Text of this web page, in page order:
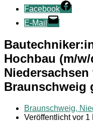
Facebook
E-Mail
Hochbau (m/
Braunschweig
Braunschweig,
Veröffentlicht vor 1